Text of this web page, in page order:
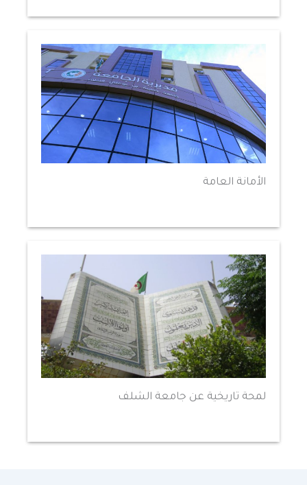
الأمانة العامة
لمحة تاريخية عن جامعة الشلف